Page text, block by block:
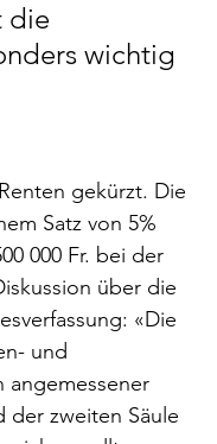
die
wichtig
gekürzt. Die
Satz von 5%
000 Fr. bei der
über die
«Die
und
angemessener
der zweiten Säule